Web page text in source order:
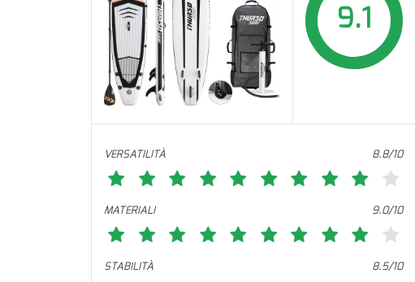
9.1
VERSATILITÀ 8.8/10
MATERIALI 9.0/10
STABILITÀ 8.5/10